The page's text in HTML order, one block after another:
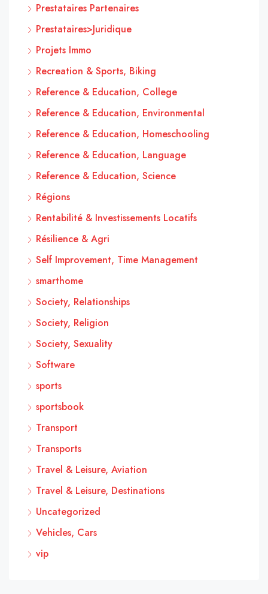
Prestataires Partenaires
Prestataires>Juridique
Projets Immo
Recreation & Sports, Biking
Reference & Education, College
Reference & Education, Environmental
Reference & Education, Homeschooling
Reference & Education, Language
Reference & Education, Science
Régions
Rentabilité & Investissements Locatifs
Résilience & Agri
Self Improvement, Time Management
smarthome
Society, Relationships
Society, Religion
Society, Sexuality
Software
sports
sportsbook
Transport
Transports
Travel & Leisure, Aviation
Travel & Leisure, Destinations
Uncategorized
Vehicles, Cars
vip